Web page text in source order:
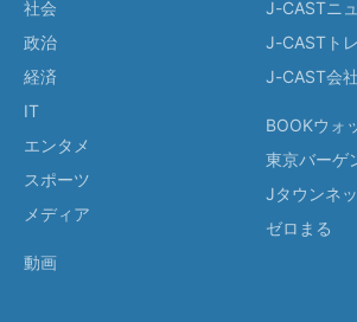
社会
政治
経済
IT
エンタメ
スポーツ
メディア
動画
J-CASTニ
J-CASTト
J-CAST会
BOOKウォ
東京バーゲ
Jタウンネ
ゼロまる